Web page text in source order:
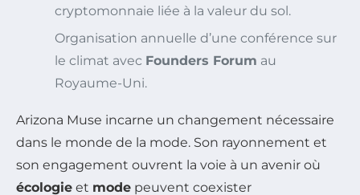
cryptomonnaie liée à la valeur du sol.
Organisation annuelle d’une conférence sur
le climat avec Founders Forum au
Royaume-Uni.
Arizona Muse incarne un changement nécessaire
dans le monde de la mode. Son rayonnement et
son engagement ouvrent la voie à un avenir où
écologie et mode peuvent coexister